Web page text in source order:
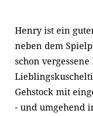
Henry ist ein
neben dem
schon
Gehstock mit
- und umgehend